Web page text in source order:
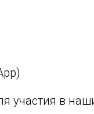
участия в